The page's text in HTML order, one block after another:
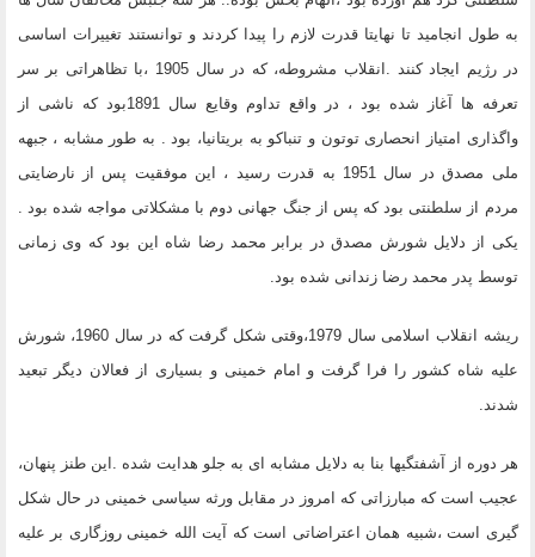
به طول انجامید تا نهایتا قدرت لازم را پیدا کردند و توانستند تغییرات اساسی
در رژیم ایجاد کنند .انقلاب مشروطه، که در سال 1905 ،با تظاهراتی بر سر
تعرفه ها آغاز شده بود ، در واقع تداوم وقایع سال 1891بود که ناشی از
واگذاری امتیاز انحصاری توتون و تنباکو به بریتانیا، بود . به طور مشابه ، جبهه
ملی مصدق در سال 1951 به قدرت رسید ، این موفقیت پس از نارضایتی
مردم از سلطنتی بود که پس از جنگ جهانی دوم با مشکلاتی مواجه شده بود .
یکی از دلایل شورش مصدق در برابر محمد رضا شاه این بود که وی زمانی
توسط پدر محمد رضا زندانی شده بود.
ریشه انقلاب اسلامی سال 1979،وقتی شکل گرفت که در سال 1960، شورش
علیه شاه کشور را فرا گرفت و امام خمینی و بسیاری از فعالان دیگر تبعید
شدند.
هر دوره از آشفتگیها بنا به دلایل مشابه ای به جلو هدایت شده .این طنز پنهان،
عجیب است که مبارزاتی که امروز در مقابل ورثه سیاسی خمینی در حال شکل
گیری است ،شبیه همان اعتراضاتی است که آیت الله خمینی روزگاری بر علیه